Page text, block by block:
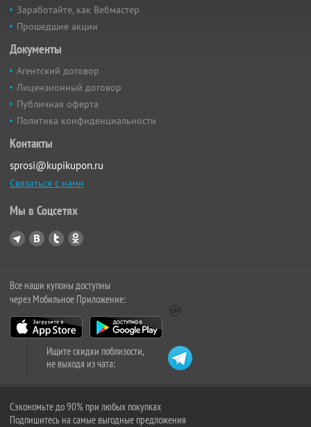
Заработайте, как Вебмастер
Прошедшие акции
Документы
Агентский договор
Лицензионный договор
Публичная оферта
Политика конфиденциальности
Контакты
sprosi@kupikupon.ru
Связаться с нами
Мы в Соцсетях
Все наши купоны доступны
через Мобильное Приложение:
Ищите скидки поблизости,
не выходя из чата:
Сэкономьте до 90% при любых покупках
Подпишитесь на самые выгодные предложения